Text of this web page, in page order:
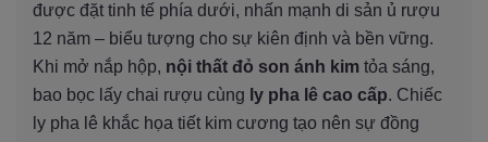
được đặt tinh tế phía dưới, nhấn mạnh di sản ủ rượu
12 năm – biểu tượng cho sự kiên định và bền vững.
Khi mở nắp hộp, nội thất đỏ son ánh kim tỏa sáng,
bao bọc lấy chai rượu cùng ly pha lê cao cấp. Chiếc
ly pha lê khắc họa tiết kim cương tạo nên sự đồng